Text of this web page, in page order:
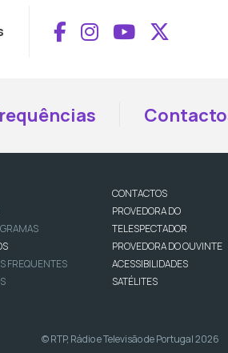
Aceder ao
Aceder ao
Aceder
FREQUENTES
CONTACTOS
PROVEDORA DO
TELESPECTADOR
PROVEDORA DO OUVINTE
ACESSIBILIDADES
SATÉLITES
© RTP, Rádio e Televisão de Portugal 2026